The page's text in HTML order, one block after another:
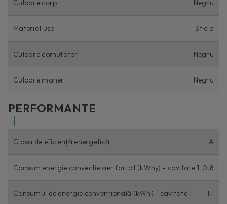
Culoare corp Negru
Material usa Sticla
Culoare comutator Negru
Culoare maner Negru
PERFORMANTE
Clasa de eficiență energetică A
Consum energie convectie aer fortat (kWhy) - cavitate 1 0,8
Consumul de energie convențională (kWh) - cavitate 1 1,1